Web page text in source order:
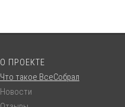
О ПРОЕКТЕ
Что такое ВсеСобрал
Новости